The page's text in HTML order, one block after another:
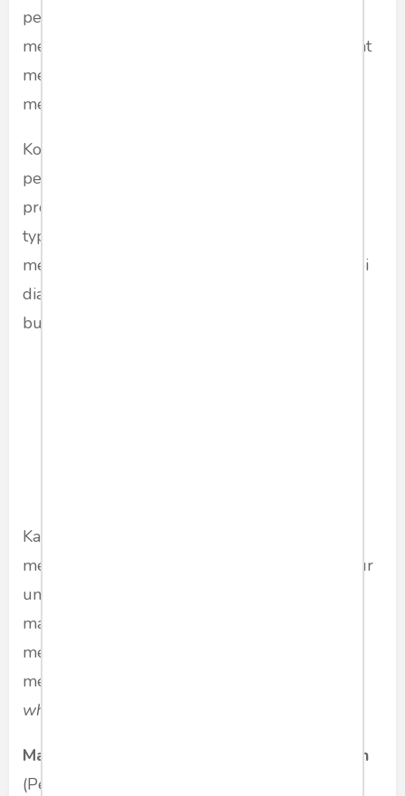
penyuntikan tertentu, mengubah dan
menjadikan Wuhan Coronavirus menjadi sangat
menular. Sementara di lsin sisi, Goldman Sach
menyebutnya ini setara dengan flu biasa.
Komposisi struktural virus menurut peneliti-
peneliti China tidak diubah, maka empat-S
protein penting telah direkayasa (menjadi L
type). Dengan demikian, ini virus 'flu' dan
memungkinkan dapat diobati dengan teori kopi
diatas. Maaf ini pemikiran logika, karena saya
bukan ahli virus, hanya menganalisis data.
Karena beberapa orang yang disarankan
mencoba sebelumnya, teori minum kopi manjur
untuk mengatasi flu, kalau ini dicoba dan bisa
manjur untuk Covid-19, maka kita tidak perlu
menunggu dua bulan lagi saat vaksin virus itu
mereka lempar ke pasaran. Selamat mencoba,
who knows?
Marsda Pur Prayitno Wongsodidjojo Ramelan
(Penggemar Kopi)